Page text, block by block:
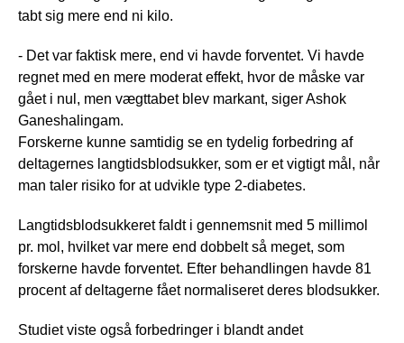
tabt sig mere end ni kilo.
- Det var faktisk mere, end vi havde forventet. Vi havde
regnet med en mere moderat effekt, hvor de måske var
gået i nul, men vægttabet blev markant, siger Ashok
Ganeshalingam.
Forskerne kunne samtidig se en tydelig forbedring af
deltagernes langtidsblodsukker, som er et vigtigt mål, når
man taler risiko for at udvikle type 2-diabetes.
Langtidsblodsukkeret faldt i gennemsnit med 5 millimol
pr. mol, hvilket var mere end dobbelt så meget, som
forskerne havde forventet. Efter behandlingen havde 81
procent af deltagerne fået normaliseret deres blodsukker.
Studiet viste også forbedringer i blandt andet